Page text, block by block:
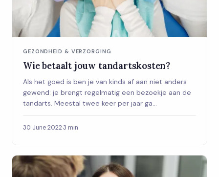
GEZONDHEID & VERZORGING
Wie betaalt jouw tandartskosten?
Als het goed is ben je van kinds af aan niet anders
gewend: je brengt regelmatig een bezoekje aan de
tandarts. Meestal twee keer per jaar ga...
30 June 2022·3 min